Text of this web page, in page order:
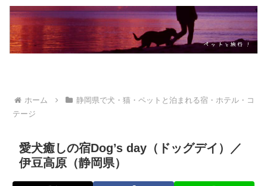
ホーム
静岡県で犬・猫・ペットと泊まれる宿・ホテル・コ
テージ
愛犬癒しの宿Dog’s day（ドッグデイ）／
伊豆高原（静岡県）